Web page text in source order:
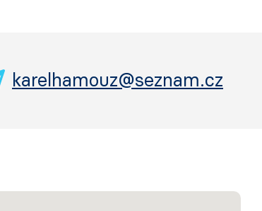
karelhamouz@seznam.cz